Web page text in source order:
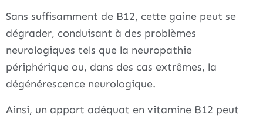
Sans suffisamment de B12, cette gaine peut se
dégrader, conduisant à des problèmes
neurologiques tels que la neuropathie
périphérique ou, dans des cas extrêmes, la
dégénérescence neurologique.
Ainsi, un apport adéquat en vitamine B12 peut